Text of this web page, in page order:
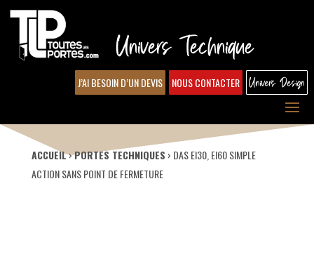
Univers Technique
J’AI BESOIN D’UN DEVIS NOUS CONTACTER Univers Design
ACCUEIL›PORTES TECHNIQUES › DAS EI30, EI60 SIMPLE
ACTION SANS POINT DE FERMETURE